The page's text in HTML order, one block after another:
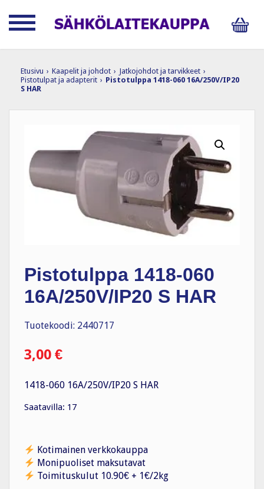
Etusivu › Kaapelit ja johdot › Jatkojohdot ja tarvikkeet ›
Pistotulpat ja adapterit › Pistotulppa 1418-060 16A/250V/IP20
S HAR
Pistotulppa 1418-060
16A/250V/IP20 S HAR
Tuotekoodi: 2440717
3,00 €
1418-060 16A/250V/IP20 S HAR
Saatavilla: 17
Kotimainen verkkokauppa
Monipuoliset maksutavat
Toimituskulut 10.90€ + 1€/2kg